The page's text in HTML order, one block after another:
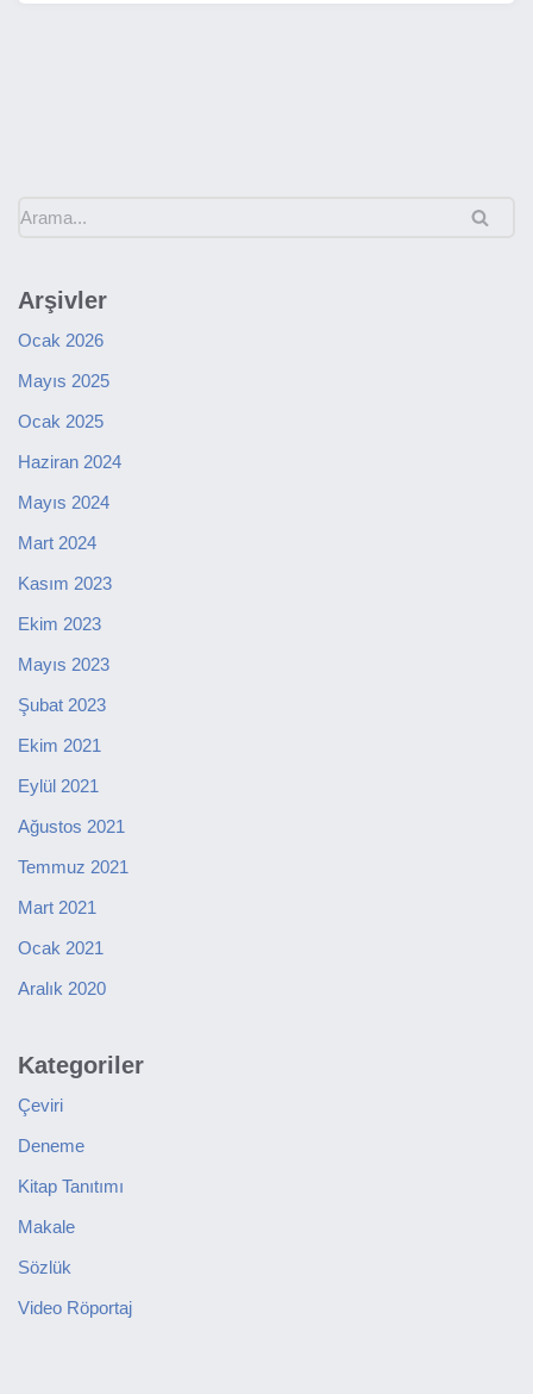
Arşivler
Ocak 2026
Mayıs 2025
Ocak 2025
Haziran 2024
Mayıs 2024
Mart 2024
Kasım 2023
Ekim 2023
Mayıs 2023
Şubat 2023
Ekim 2021
Eylül 2021
Ağustos 2021
Temmuz 2021
Mart 2021
Ocak 2021
Aralık 2020
Kategoriler
Çeviri
Deneme
Kitap Tanıtımı
Makale
Sözlük
Video Röportaj